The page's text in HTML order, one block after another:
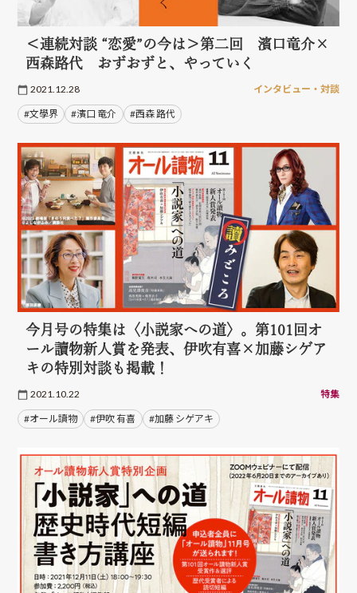
＜連続対談 “恋愛”の今は＞第二回 濱口竜介×
西森路代 おずおずと、やっていく
2021.12.28 インタビュー・対談
#文學界 #濱口 竜介 #西森 路代
今月号の特集は〈小説家への道〉。第101回オ
ール讀物新人賞を発表、伊吹有喜×加藤シゲア
キの特別対談も掲載！
2021.10.22 特集
#オール讀物 #伊吹 有喜 #加藤 シゲアキ